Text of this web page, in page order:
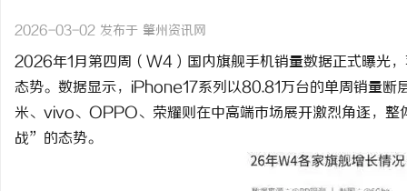
一
2026-03-02 发布于 肇州资讯网
2026年1月第四周（W4）国内旗舰手机销量数据正式曝光
态势。数据显示，iPhone17系列以80.81万台的单周销量
米、vivo、OPPO、荣耀则在中高端市场展开激烈角逐，
战”的态势。